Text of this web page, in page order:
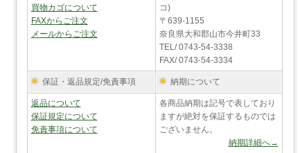
買物カゴについて
FAXからご注文
メールからご注文
コ)
〒639-1155
奈良県大和郡山市今井町33
TEL/ 0743-54-3338
FAX/ 0743-54-3334
保証・返品規定/免責事項 納期について
返品について
保証規定について
免責事項について
各商品納期は記号で表しており
ますが絶対を保証するものでは
ございません。
納期詳細へ→